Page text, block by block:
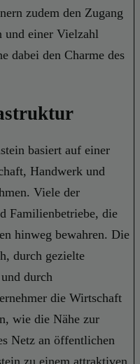
zudem den Zugang
und einer Vielzahl
dabei den Charme des
basiert auf einer
Handwerk und
Viele der
Familienbetriebe, die
hinweg bewahren. Die
durch gezielte
durch
die Wirtschaft
wie die Nähe zur
Netz an öffentlichen